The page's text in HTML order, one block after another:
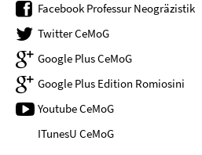
Facebook Professur Neogräzistik
Twitter CeMoG
Google Plus CeMoG
Google Plus Edition Romiosini
Youtube CeMoG
ITunesU CeMoG